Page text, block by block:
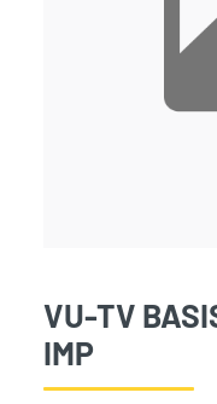
VU-TV
IMP